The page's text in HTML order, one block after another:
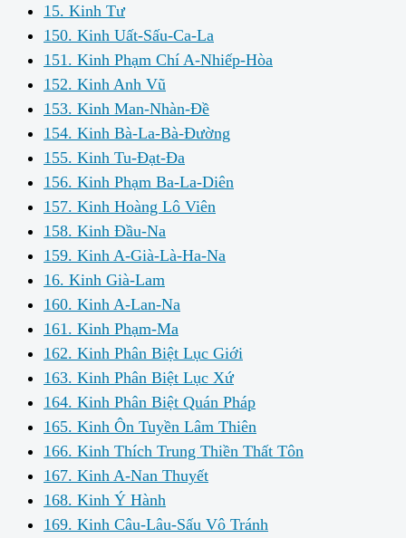
15. Kinh Tư
150. Kinh Uất-Sấu-Ca-La
151. Kinh Phạm Chí A-Nhiếp-Hòa
152. Kinh Anh Vũ
153. Kinh Man-Nhàn-Đề
154. Kinh Bà-La-Bà-Đường
155. Kinh Tu-Đạt-Đa
156. Kinh Phạm Ba-La-Diên
157. Kinh Hoàng Lô Viên
158. Kinh Đầu-Na
159. Kinh A-Già-Là-Ha-Na
16. Kinh Già-Lam
160. Kinh A-Lan-Na
161. Kinh Phạm-Ma
162. Kinh Phân Biệt Lục Giới
163. Kinh Phân Biệt Lục Xứ
164. Kinh Phân Biệt Quán Pháp
165. Kinh Ôn Tuyền Lâm Thiên
166. Kinh Thích Trung Thiền Thất Tôn
167. Kinh A-Nan Thuyết
168. Kinh Ý Hành
169. Kinh Câu-Lâu-Sấu Vô Tránh